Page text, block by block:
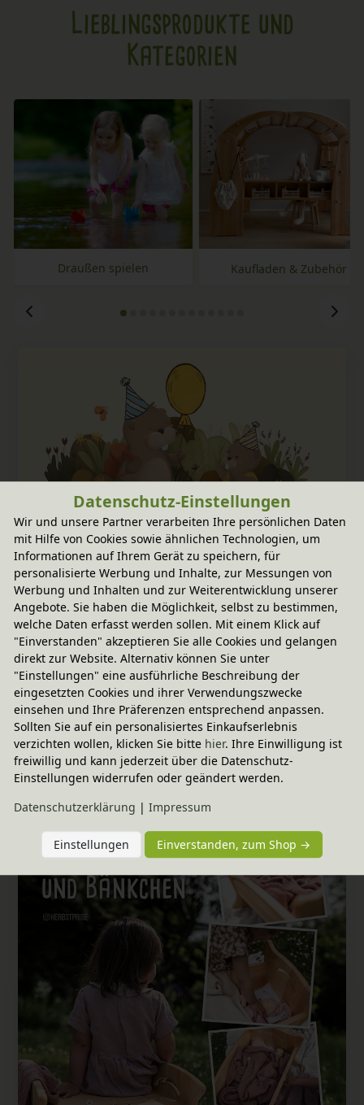
Lieblingsprodukte und
Kategorien
Draußen spielen Kaufladen & Zubehör
Datenschutz-Einstellungen
Wir und unsere Partner verarbeiten Ihre persönlichen Daten
mit Hilfe von Cookies sowie ähnlichen Technologien, um
Informationen auf Ihrem Gerät zu speichern, für
personalisierte Werbung und Inhalte, zur Messungen von
Werbung und Inhalten und zur Weiterentwicklung unserer
Angebote. Sie haben die Möglichkeit, selbst zu bestimmen,
welche Daten erfasst werden sollen. Mit einem Klick auf
"Einverstanden" akzeptieren Sie alle Cookies und gelangen
direkt zur Website. Alternativ können Sie unter
"Einstellungen" eine ausführliche Beschreibung der
eingesetzten Cookies und ihrer Verwendungszwecke
einsehen und Ihre Präferenzen entsprechend anpassen.
Sollten Sie auf ein personalisiertes Einkaufserlebnis
verzichten wollen, klicken Sie bitte hier. Ihre Einwilligung ist
freiwillig und kann jederzeit über die Datenschutz-
Einstellungen widerrufen oder geändert werden.
Daten­schutz­erklärung | Impressum
Einstellungen Einverstanden, zum Shop →